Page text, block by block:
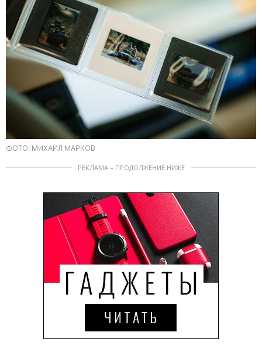
ФОТО: МИХАИЛ МАРКОВ
РЕКЛАМА – ПРОДОЛЖЕНИЕ НИЖЕ